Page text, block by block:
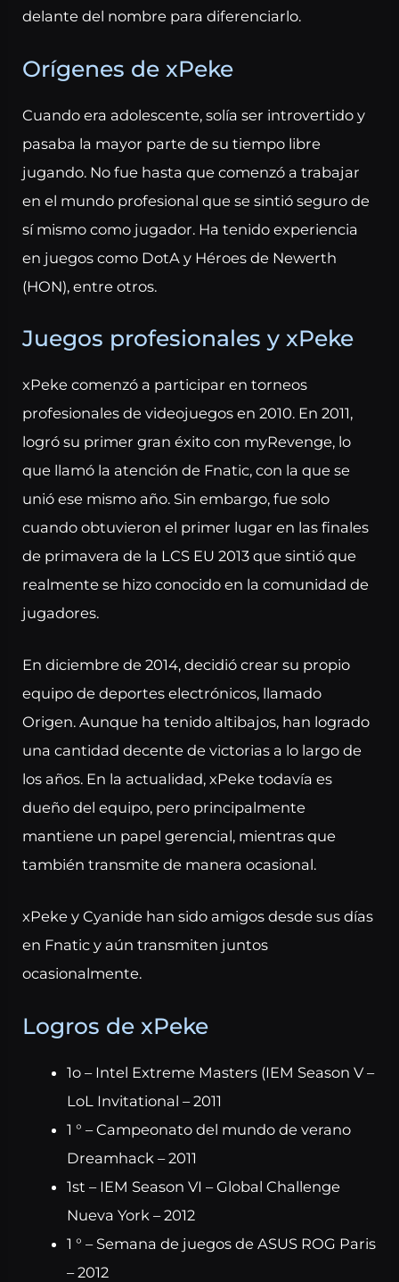
delante del nombre para diferenciarlo.
Orígenes de xPeke
Cuando era adolescente, solía ser introvertido y
pasaba la mayor parte de su tiempo libre
jugando. No fue hasta que comenzó a trabajar
en el mundo profesional que se sintió seguro de
sí mismo como jugador. Ha tenido experiencia
en juegos como DotA y Héroes de Newerth
(HON), entre otros.
Juegos profesionales y xPeke
xPeke comenzó a participar en torneos
profesionales de videojuegos en 2010. En 2011,
logró su primer gran éxito con myRevenge, lo
que llamó la atención de Fnatic, con la que se
unió ese mismo año. Sin embargo, fue solo
cuando obtuvieron el primer lugar en las finales
de primavera de la LCS EU 2013 que sintió que
realmente se hizo conocido en la comunidad de
jugadores.
En diciembre de 2014, decidió crear su propio
equipo de deportes electrónicos, llamado
Origen. Aunque ha tenido altibajos, han logrado
una cantidad decente de victorias a lo largo de
los años. En la actualidad, xPeke todavía es
dueño del equipo, pero principalmente
mantiene un papel gerencial, mientras que
también transmite de manera ocasional.
xPeke y Cyanide han sido amigos desde sus días
en Fnatic y aún transmiten juntos
ocasionalmente.
Logros de xPeke
1o – Intel Extreme Masters (IEM Season V –
LoL Invitational – 2011
1 ° – Campeonato del mundo de verano
Dreamhack – 2011
1st – IEM Season VI – Global Challenge
Nueva York – 2012
1 ° – Semana de juegos de ASUS ROG Paris
– 2012